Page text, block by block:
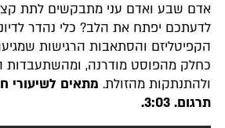
אדם שבע ואדם עני מתבקשים לתת
לדעתכם יפתח את הלב? כלי נהדר
הקפיטליזם והסתאבות הרגישות
כחלק מהפוסט מודרנה, ומהשתעבדות
ולהתנתקות מהזולת. מתאים לשיעורי
תרגום.
3:03.